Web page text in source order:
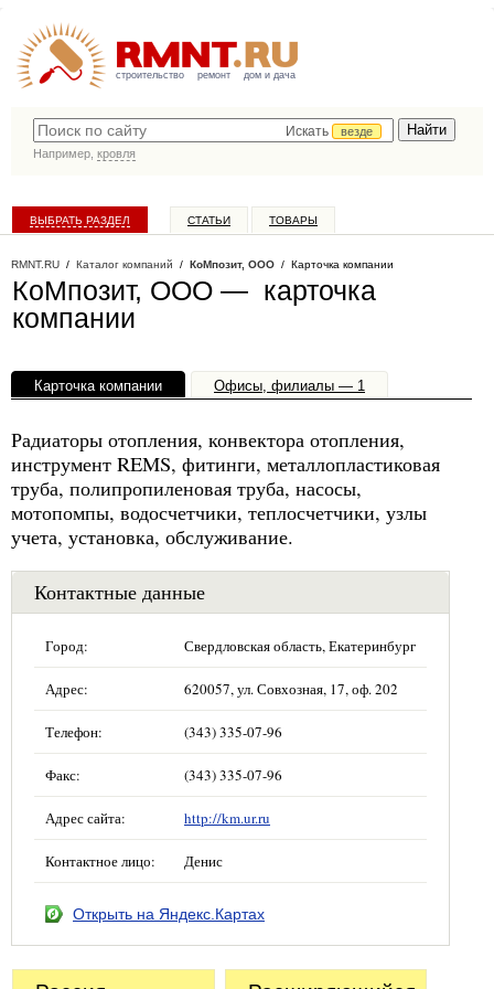
строительство ремонт дом и дача
Искать
везде
Например, кровля
ВЫБРАТЬ РАЗДЕЛ СТАТЬИ ТОВАРЫ
RMNT.RU / Каталог компаний / КоМпозит, ООО / Карточка компании
КоМпозит, ООО — карточка
компании
Карточка компании Офисы, филиалы — 1
Радиаторы отопления, конвектора отопления,
инструмент REMS, фитинги, металлопластиковая
труба, полипропиленовая труба, насосы,
мотопомпы, водосчетчики, теплосчетчики, узлы
учета, установка, обслуживание.
Контактные данные
Город: Свердловская область, Екатеринбург
Адрес: 620057, ул. Совхозная, 17, оф. 202
Телефон: (343) 335-07-96
Факс: (343) 335-07-96
Адрес сайта: http://km.ur.ru
Контактное лицо: Денис
Открыть на Яндекс.Картах